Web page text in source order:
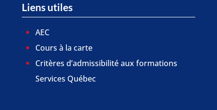
Liens utiles
AEC
Cours à la carte
Critères d’admissibilité aux formations
Services Québec